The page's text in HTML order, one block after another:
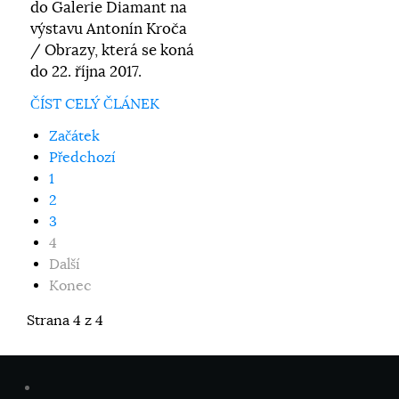
do Galerie Diamant na
výstavu Antonín Kroča
/ Obrazy, která se koná
do 22. října 2017.
ČÍST CELÝ ČLÁNEK
Začátek
Předchozí
1
2
3
4
Další
Konec
Strana 4 z 4